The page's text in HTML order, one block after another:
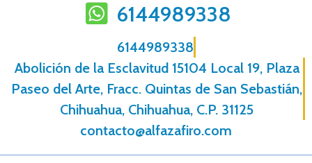
6144989338
6144989338
Abolición de la Esclavitud 15104 Local 19, Plaza
Paseo del Arte, Fracc. Quintas de San Sebastián,
Chihuahua, Chihuahua, C.P. 31125
contacto@alfazafiro.com